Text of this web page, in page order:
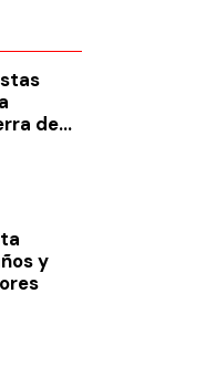
de
y